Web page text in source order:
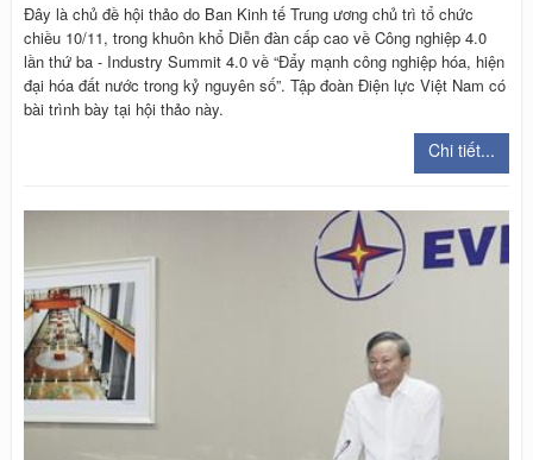
Đây là chủ đề hội thảo do Ban Kinh tế Trung ương chủ trì tổ chức
chiều 10/11, trong khuôn khổ Diễn đàn cấp cao về Công nghiệp 4.0
lần thứ ba - Industry Summit 4.0 về “Đẩy mạnh công nghiệp hóa, hiện
đại hóa đất nước trong kỷ nguyên số”. Tập đoàn Điện lực Việt Nam có
bài trình bày tại hội thảo này.
Chi tiết...